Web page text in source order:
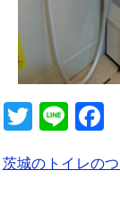
T
tt
Li
e c
茨城のトイレの